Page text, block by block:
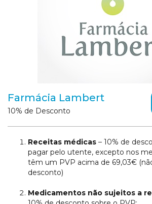
Farmácia Lambert
10% de Desconto
Receitas médicas – 10% de
pagar pelo utente, excepto nos
têm um PVP acima de 69,03€
desconto)
Medicamentos não sujeitos a